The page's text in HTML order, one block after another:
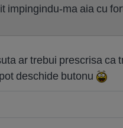
impingindu-ma aia cu
ar trebui prescrisa ca
deschide butonu